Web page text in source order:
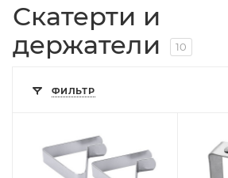
Скатерти и
держатели
10
ФИЛЬТР